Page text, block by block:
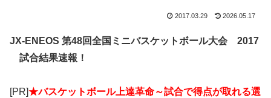
2017.03.29 2026.05.17
JX-ENEOS 第48回全国ミニバスケットボール大会 2017
試合結果速報！
[PR]★バスケットボール上達革命～試合で得点が取れる選